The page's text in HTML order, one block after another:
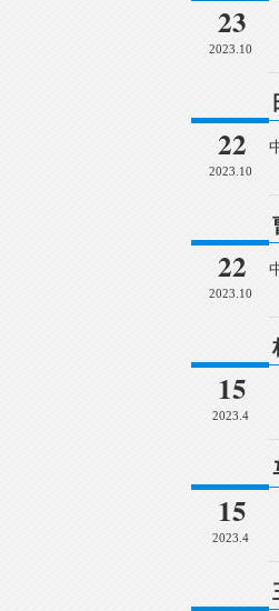
23
2023.10
22
2023.10
22
2023.10
15
2023.4
15
2023.4